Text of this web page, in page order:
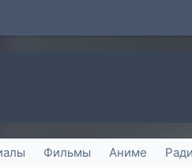
Фильмы Аниме